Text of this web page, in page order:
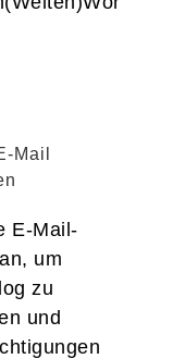
Mail
E-Mail-
um
zu
und